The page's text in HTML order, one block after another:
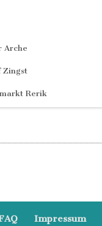
Arche
Zingst
Rerik
Impressum